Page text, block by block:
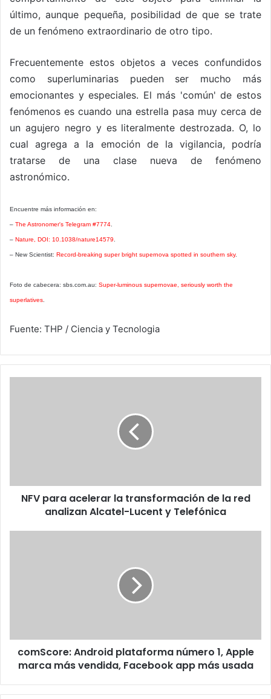
último, aunque pequeña, posibilidad de que se trate
de un fenómeno extraordinario de otro tipo.
Frecuentemente estos objetos a veces confundidos
como superluminarias pueden ser mucho más
emocionantes y especiales. El más 'común' de estos
fenómenos es cuando una estrella pasa muy cerca de
un agujero negro y es literalmente destrozada. O, lo
cual agrega a la emoción de la vigilancia, podría
tratarse de una clase nueva de fenómeno
astronómico.
Encuentre más información en:
– The Astronomer's Telegram #7774
– Nature, DOI: 10.1038/nature14579
– New Scientist: Record-breaking super bright supernova spotted in southern sky.
Foto de cabecera: sbs.com.au: Super-luminous supernovae, seriously worth the
superlatives
Fuente: THP / Ciencia y Tecnologia
analizan
Alcatel-
NFV para acelerar la transformación de la red
analizan Alcatel-Lucent y Telefónica
vendida,
Facebook
app
comScore: Android plataforma número 1, Apple
marca más vendida, Facebook app más usada